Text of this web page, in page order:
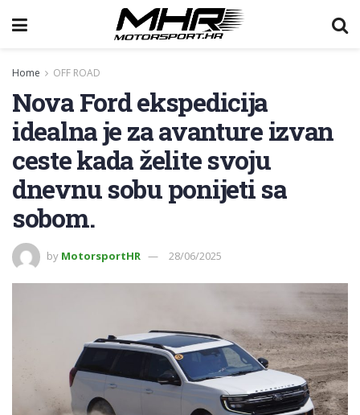
Home OFF ROAD
Nova Ford ekspedicija
idealna je za avanture izvan
ceste kada želite svoju
dnevnu sobu ponijeti sa
sobom.
by MotorsportHR 28/06/2025